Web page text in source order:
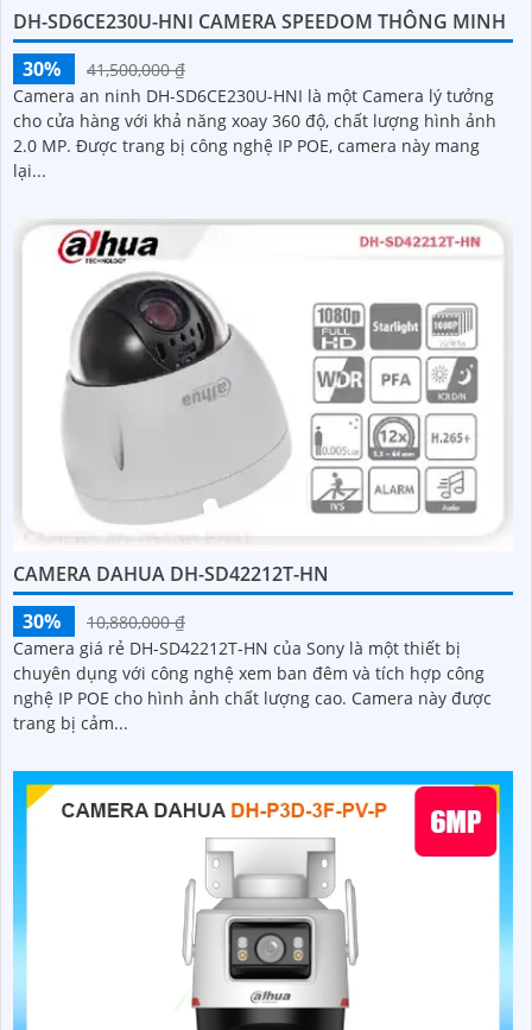
DH-SD6CE230U-HNI CAMERA SPEEDOM THÔNG MINH
30%
41,500,000 ₫
Camera an ninh DH-SD6CE230U-HNI là một Camera lý tưởng
cho cửa hàng với khả năng xoay 360 độ, chất lượng hình ảnh
2.0 MP. Được trang bị công nghệ IP POE, camera này mang
lại...
CAMERA DAHUA DH-SD42212T-HN
30%
10,880,000 ₫
Camera giá rẻ DH-SD42212T-HN của Sony là một thiết bị
chuyên dụng với công nghệ xem ban đêm và tích hợp công
nghệ IP POE cho hình ảnh chất lượng cao. Camera này được
trang bị cảm...